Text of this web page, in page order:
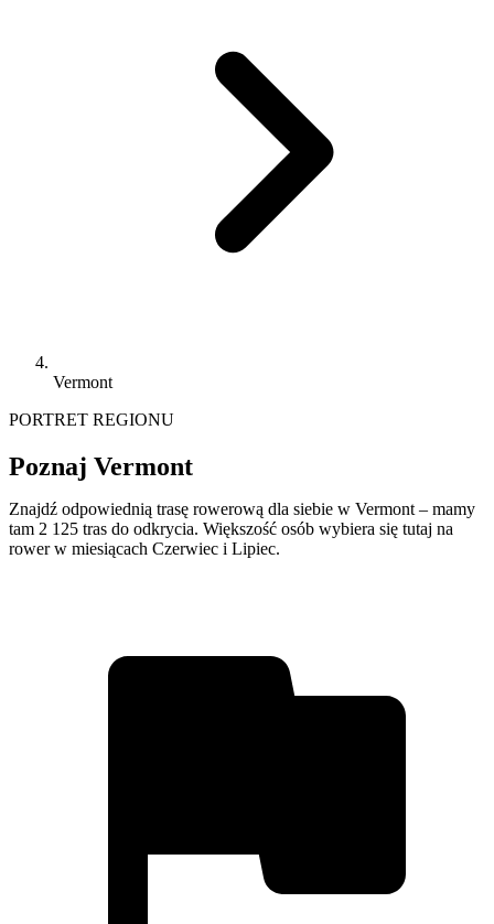
Vermont
PORTRET REGIONU
Poznaj Vermont
Znajdź odpowiednią trasę rowerową dla siebie w Vermont – mamy
tam 2 125 tras do odkrycia. Większość osób wybiera się tutaj na
rower w miesiącach Czerwiec i Lipiec.